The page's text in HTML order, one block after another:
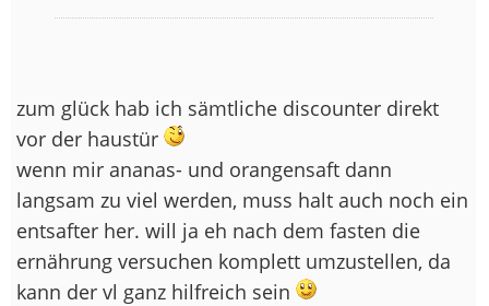
zum glück hab ich sämtliche discounter direkt
vor der haustür
wenn mir ananas- und orangensaft dann
langsam zu viel werden, muss halt auch noch ein
entsafter her. will ja eh nach dem fasten die
ernährung versuchen komplett umzustellen, da
kann der vl ganz hilfreich sein